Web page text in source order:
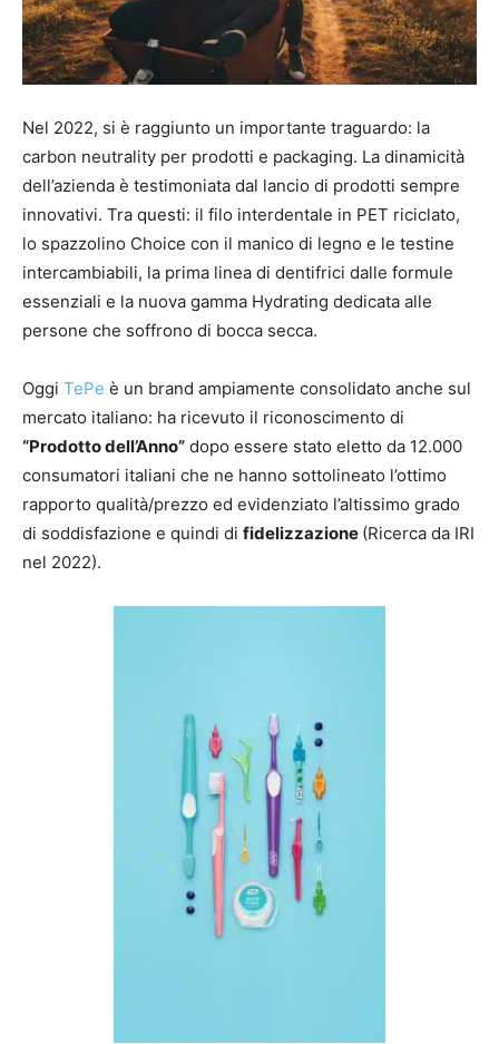
Nel 2022, si è raggiunto un importante traguardo: la
carbon neutrality per prodotti e packaging. La dinamicità
dell’azienda è testimoniata dal lancio di prodotti sempre
innovativi. Tra questi: il filo interdentale in PET riciclato,
lo spazzolino Choice con il manico di legno e le testine
intercambiabili, la prima linea di dentifrici dalle formule
essenziali e la nuova gamma Hydrating dedicata alle
persone che soffrono di bocca secca.
Oggi TePe è un brand ampiamente consolidato anche sul
mercato italiano: ha ricevuto il riconoscimento di
“Prodotto dell’Anno” dopo essere stato eletto da 12.000
consumatori italiani che ne hanno sottolineato l’ottimo
rapporto qualità/prezzo ed evidenziato l’altissimo grado
di soddisfazione e quindi di fidelizzazione (Ricerca da IRI
nel 2022).